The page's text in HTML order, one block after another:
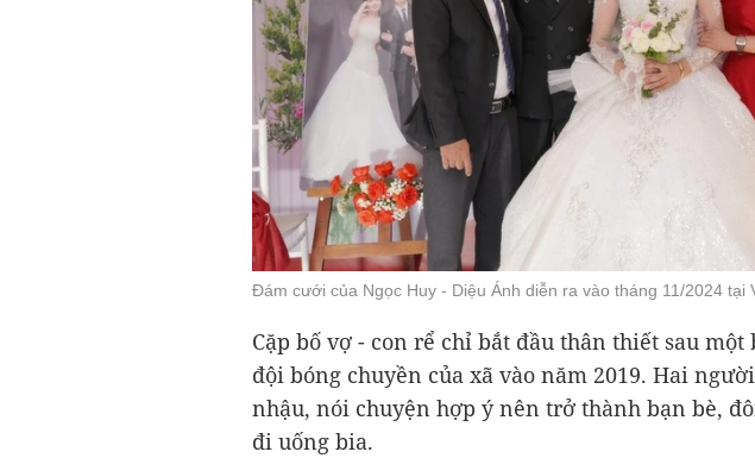
Đám cưới của Ngọc Huy - Diệu Ánh diễn ra vào tháng 11/2024 tại
Cặp bố vợ - con rể chỉ bắt đầu thân thiết sau
đội bóng chuyền của xã vào năm 2019. Hai
nhậu, nói chuyện hợp ý nên trở thành bạn bè,
đi uống bia.